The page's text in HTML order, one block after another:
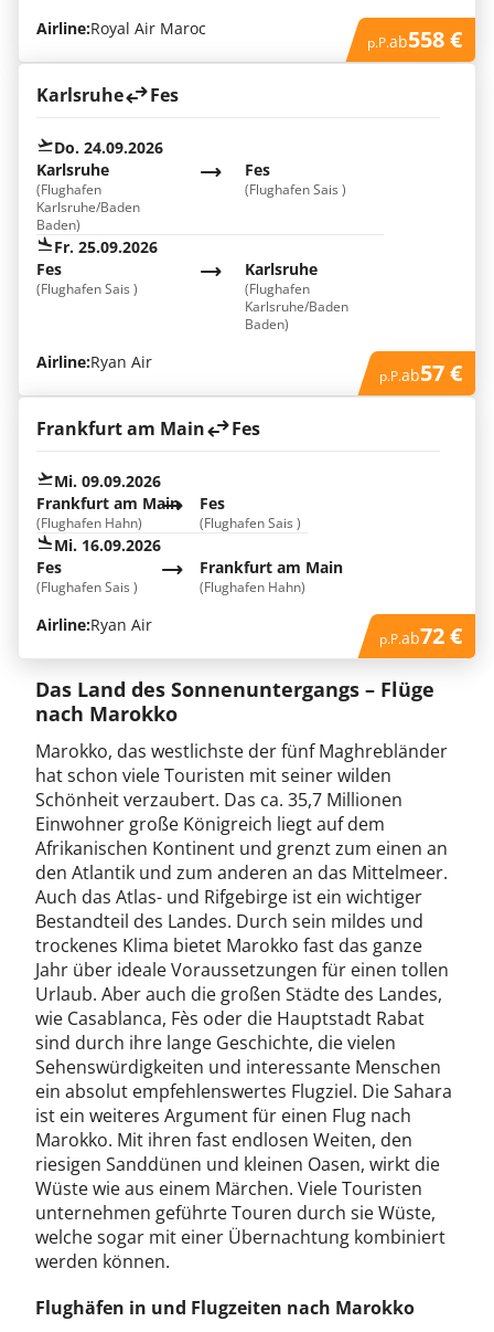
Airline:Royal Air Maroc
p.P.ab558 €
Karlsruhe Fes
Do. 24.09.2026
Karlsruhe
(Flughafen
Karlsruhe/Baden
Baden)
Fes
(Flughafen Sais )
Fr. 25.09.2026
Karlsruhe
(Flughafen
Karlsruhe/Baden
Baden)
Fes
(Flughafen Sais )
Airline:Ryan Air
p.P.ab57 €
Frankfurt am Main Fes
Mi. 09.09.2026
Frankfurt am Main
(Flughafen Hahn)
Fes
(Flughafen Sais )
Mi. 16.09.2026
Frankfurt am Main
(Flughafen Hahn)
Fes
(Flughafen Sais )
Airline:Ryan Air
p.P.ab72 €
Das Land des Sonnenuntergangs – Flüge
nach Marokko
Marokko, das westlichste der fünf Maghrebländer
hat schon viele Touristen mit seiner wilden
Schönheit verzaubert. Das ca. 35,7 Millionen
Einwohner große Königreich liegt auf dem
Afrikanischen Kontinent und grenzt zum einen an
den Atlantik und zum anderen an das Mittelmeer.
Auch das Atlas- und Rifgebirge ist ein wichtiger
Bestandteil des Landes. Durch sein mildes und
trockenes Klima bietet Marokko fast das ganze
Jahr über ideale Voraussetzungen für einen tollen
Urlaub. Aber auch die großen Städte des Landes,
wie Casablanca, Fès oder die Hauptstadt Rabat
sind durch ihre lange Geschichte, die vielen
Sehenswürdigkeiten und interessante Menschen
ein absolut empfehlenswertes Flugziel. Die Sahara
ist ein weiteres Argument für einen Flug nach
Marokko. Mit ihren fast endlosen Weiten, den
riesigen Sanddünen und kleinen Oasen, wirkt die
Wüste wie aus einem Märchen. Viele Touristen
unternehmen geführte Touren durch sie Wüste,
welche sogar mit einer Übernachtung kombiniert
werden können.
Flughäfen in und Flugzeiten nach Marokko